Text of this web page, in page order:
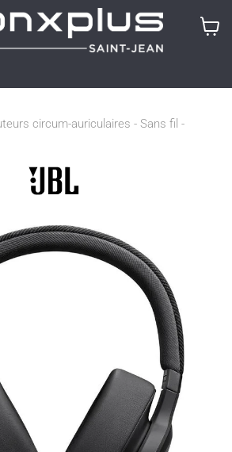
circum-auriculaires - Sans fil -